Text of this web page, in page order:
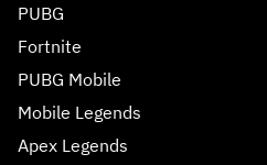
PUBG
Fortnite
PUBG Mobile
Mobile Legends
Apex Legends